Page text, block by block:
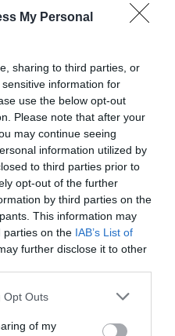
My Personal
sharing to third parties, or
information for
use the below opt-out
Please note that after your
may continue seeing
information utilized by
to third parties prior to
opt-out of the further
by third parties on the
This information may
parties on the IAB’s List of
further disclose it to other
uses one or more Google
behaviour. You may click to
Opt Outs
of my
που
Οι
σε εφορία,
τράπεζες
την βιωσιμότητα
και για το
η πλειονότητα
συγκρατημένοι
η πραγματική
δύσκολη.